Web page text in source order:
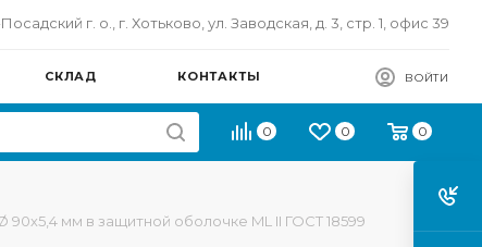
г. о., г. Хотьково, ул. Заводская, д. 3, стр. 1, офис 39
СКЛАД КОНТАКТЫ ВОЙТИ
0 0 0
90х5,4 мм в защитной оболочке ML II ГОСТ 18599